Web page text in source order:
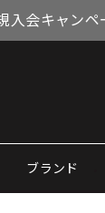
入会キャン
ブランド